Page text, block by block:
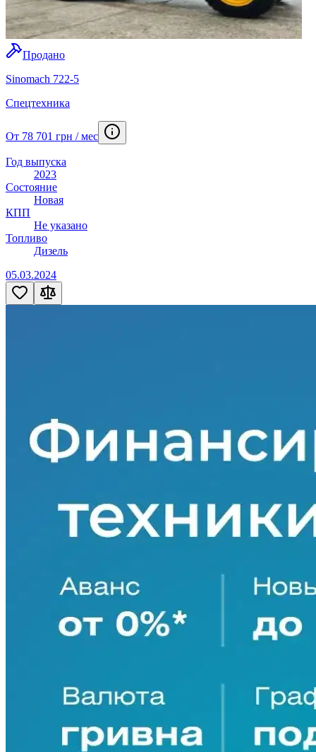
Продано
Sinomach 722-5
Спецтехника
От 78 701 грн / мес
Год выпуска
2023
Состояние
Новая
КПП
Не указано
Топливо
Дизель
05.03.2024